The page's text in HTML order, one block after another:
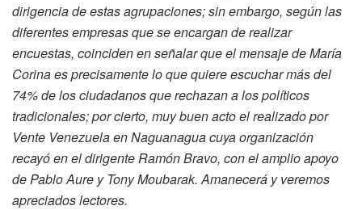
dirigencia de estas agrupaciones; sin embargo, según las
diferentes empresas que se encargan de realizar
encuestas, coinciden en señalar que el mensaje de María
Corina es precisamente lo que quiere escuchar más del
74% de los ciudadanos que rechazan a los políticos
tradicionales; por cierto, muy buen acto el realizado por
Vente Venezuela en Naguanagua cuya organización
recayó en el dirigente Ramón Bravo, con el amplio apoyo
de Pablo Aure y Tony Moubarak. Amanecerá y veremos
apreciados lectores.